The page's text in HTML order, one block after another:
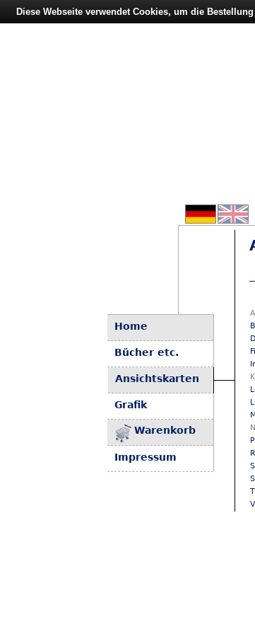
Home
Bücher etc.
Ansichtskarten
Grafik
Warenkorb
Impressum
Diese Webseite verwendet Cookies, um die